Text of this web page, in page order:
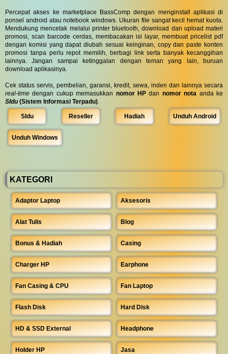
Percepat akses ke marketplace BassComp dengan menginstall aplikasi di
ponsel android atau notebook windows. Ukuran file sangat kecil hemat kuota.
Mendukung mencetak melalui printer bluetooth, download dan upload materi
promosi, scan barcode cerdas, membacakan isi layar, membuat pricelist pdf
dengan komisi yang dapat diubah sesuai keinginan, copy dan paste konten
promosi tanpa perlu repot memilih, berbagi link serta banyak kecanggihan
lainnya. Jangan sampai ketinggalan dengan teman yang lain, buruan
download aplikasinya.
Cek status servis, pembelian, garansi, kredit, sewa, inden dan lainnya secara
real-time dengan cukup memasukkan nomor HP dan nomor nota anda ke
SIdu (Sistem Informasi Terpadu)
SIdu Reseller Hadiah Unduh Android
Unduh Windows
KATEGORI
Adaptor Laptop Aksesoris
Alat Tulis Blog
Bonus & Hadiah Casing
Charger HP Earphone
Fan Casing & CPU Fan Laptop
Flash Disk Hard Disk
HD & SSD External Headphone
Holder HP Jasa